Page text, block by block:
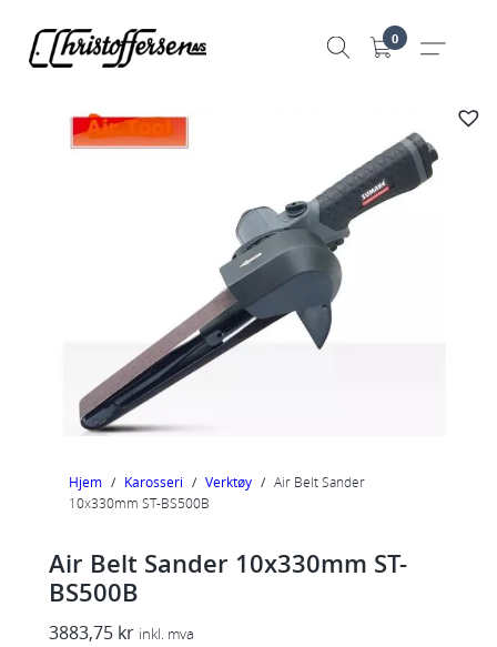
0
Hjem / Karosseri / Verktøy / Air Belt Sander
10x330mm ST-BS500B
Air Belt Sander 10x330mm ST-
BS500B
3883,75 kr inkl. mva